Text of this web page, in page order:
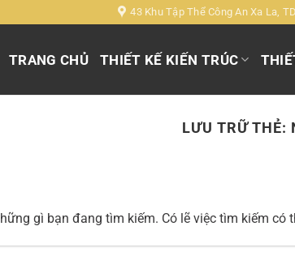
43 Khu Tập Thể Công An Xa La,
TRANG CHỦ THIẾT KẾ KIẾN TRÚC
LƯU TRỮ THẺ:
gì bạn đang tìm kiếm. Có lẽ việc tìm kiếm có